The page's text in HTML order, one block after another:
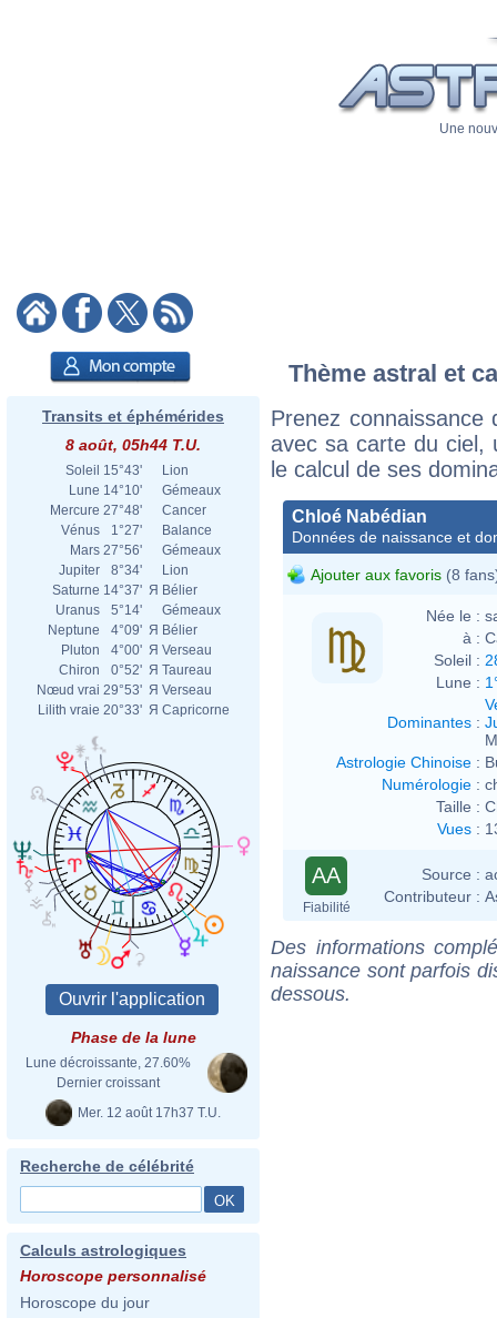
Une
Transits et éphémérides
8 août, 05h44 T.U.
Soleil 15°43'
Lion
Lune 14°10'
Gémeaux
Mercure 27°48'
Cancer
Vénus
1°27'
Balance
Mars 27°56'
Gémeaux
Jupiter
8°34'
Lion
Saturne 14°37' Я Bélier
Uranus
5°14'
Gémeaux
Neptune
4°09' Я Bélier
Pluton
4°00' Я Verseau
Chiron
0°52' Я Taureau
Nœud vrai 29°53' Я Verseau
Lilith vraie 20°33' Я Capricorne
Phase de la lune
Lune décroissante, 27.60%
Dernier croissant
Mer. 12 août 17h37 T.U.
Recherche de célébrité
Calculs astrologiques
Horoscope personnalisé
Horoscope du jour
Thème astral et
Prenez
avec sa carte du ciel,
le calcul de ses
Chloé Nabédian
Données de naissance et
Ajouter aux favoris (8
Née le :
à :
Soleil :
Lune :
Dominantes :
Astrologie Chinoise :
Numérologie :
Taille :
Vues :
AA
Fiabilité
Source :
Contributeur :
Des informations
naissance sont parfois
dessous.